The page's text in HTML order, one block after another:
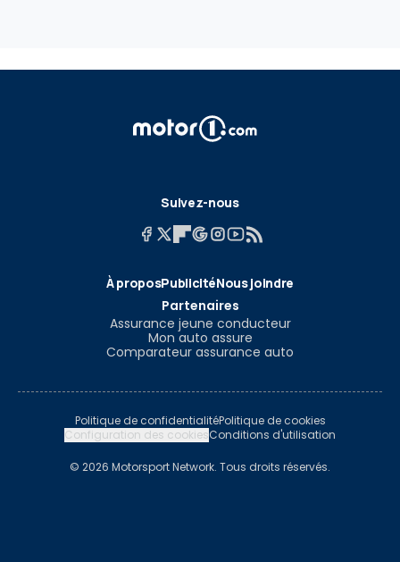
Suivez-nous
À proposPublicitéNous joindre
Partenaires
Assurance jeune conducteur
Mon auto assure
Comparateur assurance auto
Politique de confidentialitéPolitique de cookies
Configuration des cookiesConditions d'utilisation
© 2026 Motorsport Network. Tous droits réservés.